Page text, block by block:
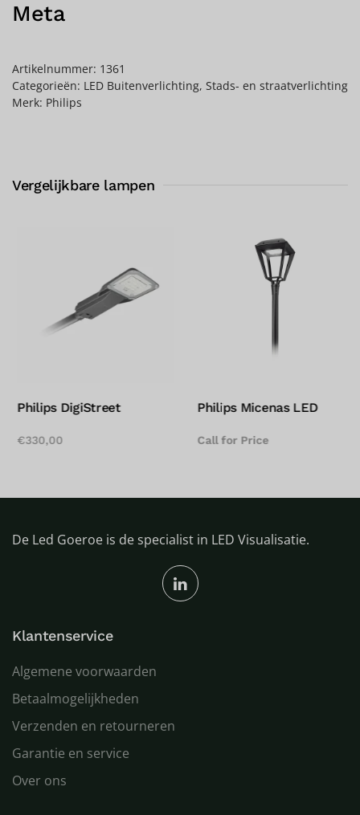
Meta
Artikelnummer: 1361
Categorieën: LED Buitenverlichting, Stads- en straatverlichting
Merk: Philips
Vergelijkbare lampen
Philips DigiStreet
€330,00
Philips Micenas LED
Call for Price
De Led Goeroe is de specialist in LED Visualisatie.
Klantenservice
Algemene voorwaarden
Betaalmogelijkheden
Verzenden en retourneren
Garantie en service
Over ons